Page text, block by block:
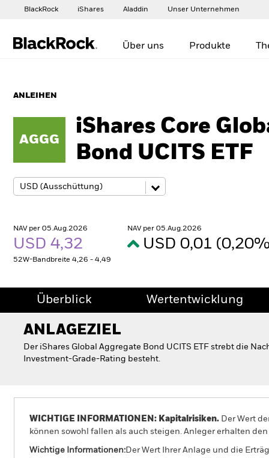
BlackRock iShares Aladdin Unser Unternehmen
Über uns Produkte
ANLEIHEN
AGGG
iShares Core
Bond UCITS ETF
NAV per 05.Aug.2026
USD 4,32
52W-Bandbreite 4,26 - 4,49
NAV per 05.Aug.2026
USD 0,01
Überblick Wertentwicklung
ANLAGEZIEL
Der iShares Global Aggregate Bond UCITS ETF strebt die
Investment-Grade-Rating besteht.
WICHTIGE INFORMATIONEN: Kapitalrisiken. Der Wert
können sowohl fallen als auch steigen. Anleger erhalten
Wichtige Informationen:Der Wert Ihrer Anlage und die